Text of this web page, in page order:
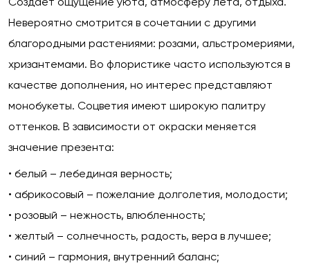
Невероятно смотрится в сочетании с другими
благородными растениями: розами, альстромериями,
хризантемами. Во флористике часто используются в
качестве дополнения, но интерес представляют
монобукеты. Соцветия имеют широкую палитру
оттенков. В зависимости от окраски меняется
значение презента:
• белый – лебединая верность;
• абрикосовый – пожелание долголетия, молодости;
• розовый – нежность, влюбленность;
• желтый – солнечность, радость, вера в лучшее;
• синий – гармония, внутренний баланс;